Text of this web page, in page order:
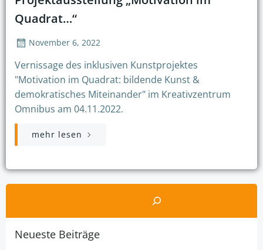
Quadrat…“
November 6, 2022
Vernissage des inklusiven Kunstprojektes
"Motivation im Quadrat: bildende Kunst &
demokratisches Miteinander" im Kreativzentrum
Omnibus am 04.11.2022.
mehr lesen
Suchen
Neueste Beiträge